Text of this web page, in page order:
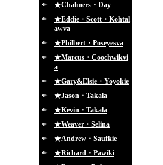
★Chalmers・Day
★Eddie・Scott・Kohtal
awva
★Philbert・Poseyesva
★Marcus・Coochwikvi
a
★Gary&Elsie・Yoyokie
★Jason・Takala
★Kevin・Takala
★Weaver・Selina
★Andrew・Saufkie
★Richard・Pawiki